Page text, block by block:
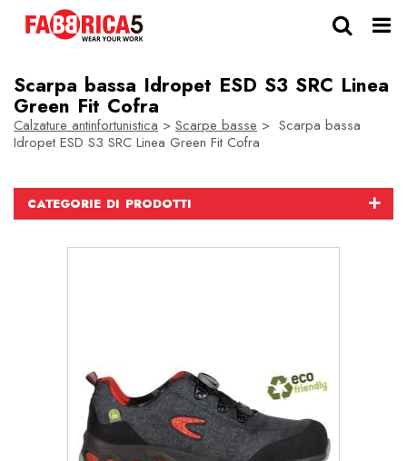
Scarpa bassa Idropet ESD S3 SRC Linea
Green Fit Cofra
Calzature antinfortunistica > Scarpe basse > Scarpa bassa
Idropet ESD S3 SRC Linea Green Fit Cofra
CATEGORIE DI PRODOTTI